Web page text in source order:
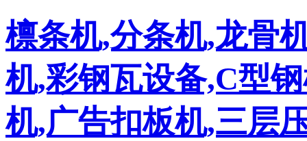
檩条机,分条机,龙骨
机,彩钢瓦设备,C型
机,广告扣板机,三层